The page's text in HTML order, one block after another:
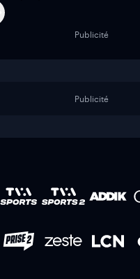
Publicité
Publicité